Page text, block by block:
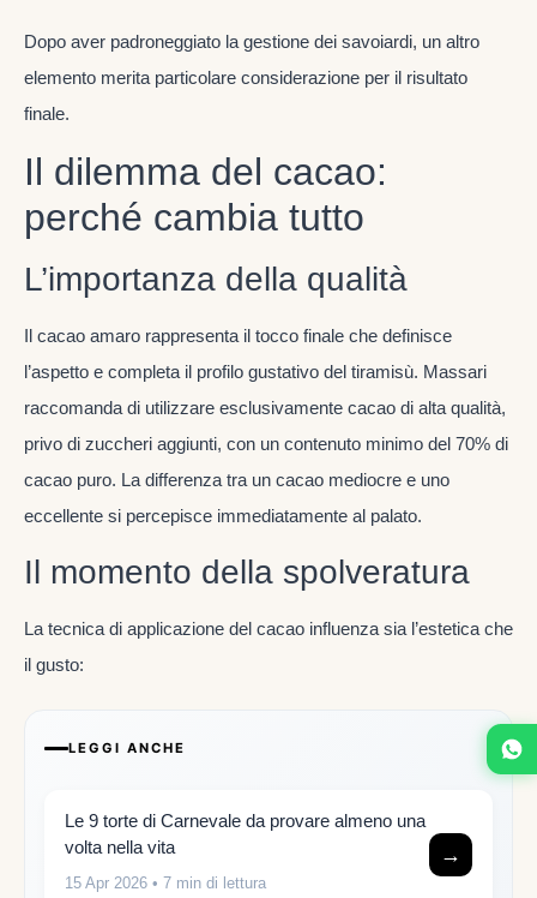
Dopo aver padroneggiato la gestione dei savoiardi, un altro
elemento merita particolare considerazione per il risultato
finale.
Il dilemma del cacao:
perché cambia tutto
L’importanza della qualità
Il cacao amaro rappresenta il tocco finale che definisce
l’aspetto e completa il profilo gustativo del tiramisù. Massari
raccomanda di utilizzare esclusivamente cacao di alta qualità,
privo di zuccheri aggiunti, con un contenuto minimo del 70% di
cacao puro. La differenza tra un cacao mediocre e uno
eccellente si percepisce immediatamente al palato.
Il momento della spolveratura
La tecnica di applicazione del cacao influenza sia l’estetica che
il gusto:
LEGGI ANCHE
Le 9 torte di Carnevale da provare almeno una
volta nella vita
15 Apr 2026 • 7 min di lettura
→